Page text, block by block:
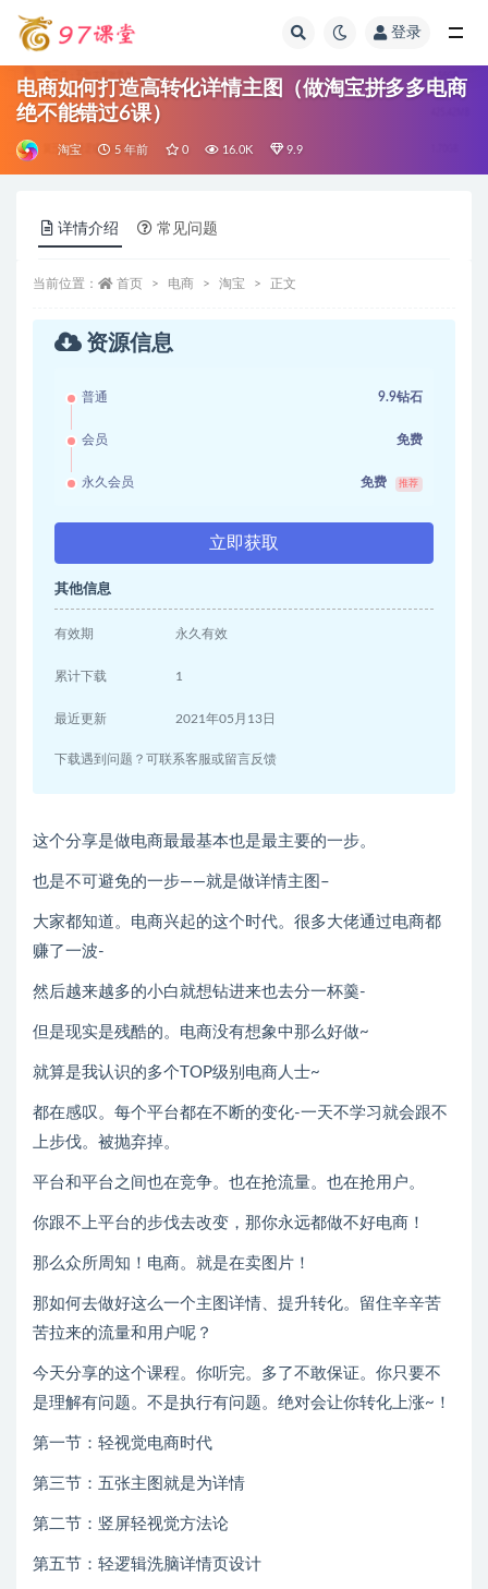
登录
电商如何打造高转化详情主图（做淘宝拼多多电商
绝不能错过6课）
淘宝 5 年前 0 16.0K 9.9
详情介绍 常见问题
当前位置： 首页 电商 淘宝 正文
资源信息
普通 9.9钻石
会员 免费
永久会员 免费 推荐
立即获取
其他信息
有效期 永久有效
累计下载 1
最近更新 2021年05月13日
下载遇到问题？可联系客服或留言反馈
这个分享是做电商最最基本也是最主要的一步。
也是不可避免的一步——就是做详情主图–
大家都知道。电商兴起的这个时代。很多大佬通过电商都
赚了一波-
然后越来越多的小白就想钻进来也去分一杯羹-
但是现实是残酷的。电商没有想象中那么好做~
就算是我认识的多个TOP级别电商人士~
都在感叹。每个平台都在不断的变化-一天不学习就会跟不
上步伐。被抛弃掉。
平台和平台之间也在竞争。也在抢流量。也在抢用户。
你跟不上平台的步伐去改变，那你永远都做不好电商！
那么众所周知！电商。就是在卖图片！
那如何去做好这么一个主图详情、提升转化。留住辛辛苦
苦拉来的流量和用户呢？
今天分享的这个课程。你听完。多了不敢保证。你只要不
是理解有问题。不是执行有问题。绝对会让你转化上涨~！
第一节：轻视觉电商时代
第三节：五张主图就是为详情
第二节：竖屏轻视觉方法论
第五节：轻逻辑洗脑详情页设计